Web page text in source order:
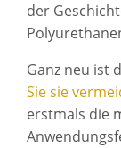
der
Ganz neu ist
Sie sie
erstmals die